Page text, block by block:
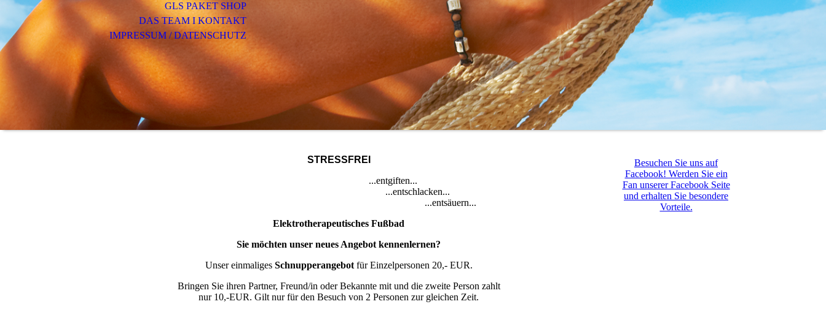
GLS PAKET SHOP
DAS TEAM I KONTAKT
IMPRESSUM / DATENSCHUTZ
STRESSFREI
...entgiften...
...entschlacken...
...entsäuern...
Elektrotherapeutisches Fußbad
Sie möchten unser neues Angebot kennenlernen?
Unser einmaliges Schnupperangebot für Einzelpersonen 20,- EUR.
Bringen Sie ihren Partner, Freund/in oder Bekannte mit und die zweite Person zahlt
nur 10,-EUR. Gilt nur für den Besuch von 2 Personen zur gleichen Zeit.
Besuchen Sie uns auf
Facebook! Werden Sie ein
Fan unserer Facebook Seite
und erhalten Sie besondere
Vorteile.